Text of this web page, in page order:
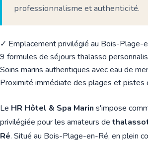
professionnalisme et authenticité.
✓ Emplacement privilégié au Bois-Plage-
9 formules de séjours thalasso
Soins marins authentiques avec eau de
Proximité immédiate des plages et pistes
Le HR Hôtel & Spa Marin s'impose
privilégiée pour les amateurs de
Ré. Situé au Bois-Plage-en-Ré, en plein